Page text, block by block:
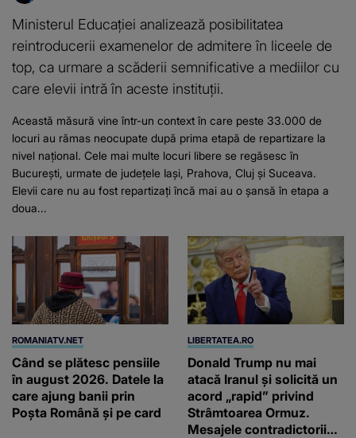
Ministerul Educației analizează posibilitatea
reintroducerii examenelor de admitere în liceele de
top, ca urmare a scăderii semnificative a mediilor cu
care elevii intră în aceste instituții.
Această măsură vine într-un context în care peste 33.000 de
locuri au rămas neocupate după prima etapă de repartizare la
nivel național. Cele mai multe locuri libere se regăsesc în
București, urmate de județele Iași, Prahova, Cluj și Suceava.
Elevii care nu au fost repartizați încă mai au o șansă în etapa a
doua...
ROMANIATV.NET
Când se plătesc pensiile
în august 2026. Datele la
care ajung banii prin
Poșta Română și pe card
LIBERTATEA.RO
Donald Trump nu mai
atacă Iranul și solicită un
acord „rapid” privind
Strâmtoarea Ormuz.
Mesajele contradictorii